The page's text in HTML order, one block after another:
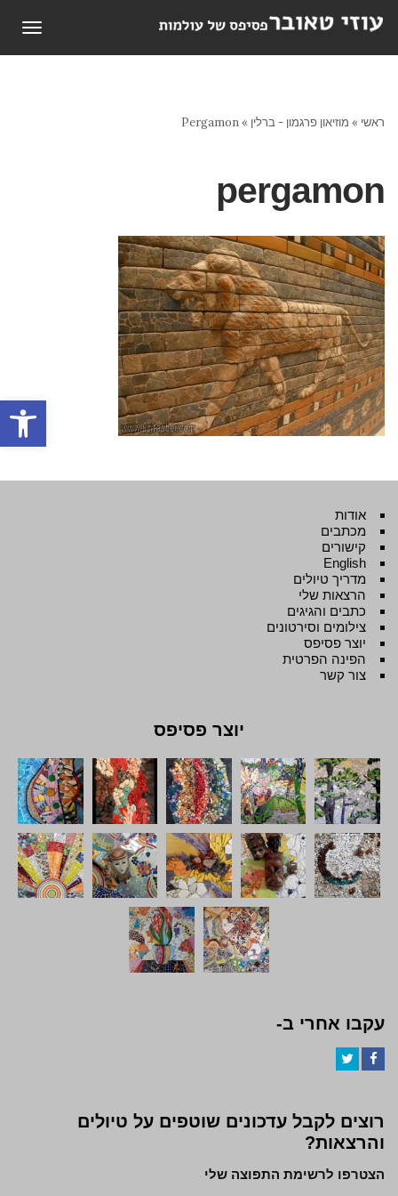
פתח
ראשי » מוזיאון פרגמון - ברלין »
Pergamon
pergamon
אודות
מכתבים
קישורים
English
מדריך טיולים
הרצאות שלי
כתבים והגיגים
צילומים וסירטונים
יוצר פסיפס
הפינה הפרטית
צור קשר
יוצר פסיפס
עקבו אחרי ב-
רוצים לקבל עדכונים שוטפים על טיולים
והרצאות?
הצטרפו לרשימת התפוצה שלי